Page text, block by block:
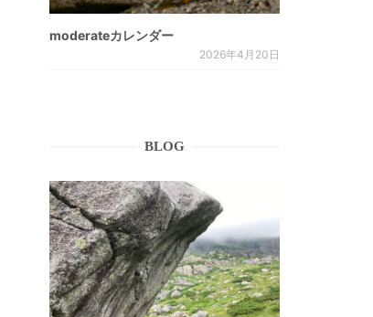
moderateカレンダー
2026年4月20日
BLOG